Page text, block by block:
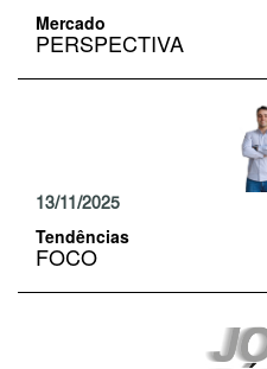
Mercado
PERSPECTIVA
13/11/2025
Tendências
FOCO